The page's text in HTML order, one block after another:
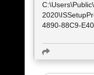
4890-88C9-